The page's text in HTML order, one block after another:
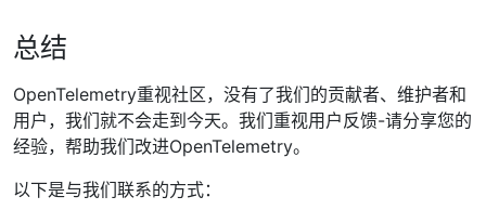
总结
OpenTelemetry重视社区，没有了我们的贡献者、维护者和
用户，我们就不会走到今天。我们重视用户反馈-请分享您的
经验，帮助我们改进OpenTelemetry。
以下是与我们联系的方式：